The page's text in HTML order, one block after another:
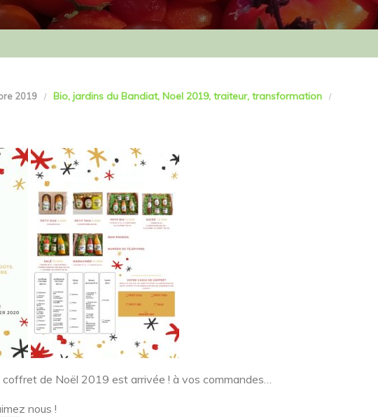
2019 Bio jardins du Bandiat Noel 2019 traiteur transformation
de Noël 2019 est arrivée ! à vos commandes…
nous !